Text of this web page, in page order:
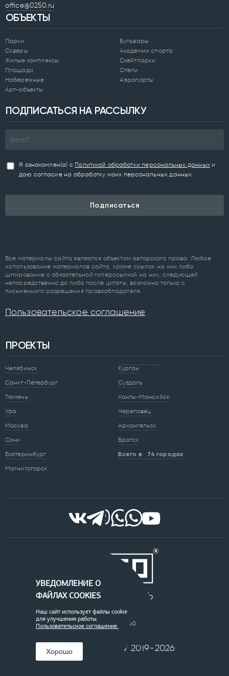
ОГРН: 1077453008940
ИНН: 7453179750
© DENIS PUKHOV 2019-2026
office@0250.ru
ОБЪЕКТЫ
Парки
Скверы
Жилые комплексы
Площади
Набережные
Арт-объекты
Бульвары
Академии спорта
Скейтпарки
Отели
Аэропорты
ПРОЕКТЫ
Челябинск
Санкт-Петербург
Тюмень
Уфа
Москва
Сочи
Екатеринбург
Магнитогорск
Курган
Суздаль
Ханты-Мансийск
Череповец
Архангельск
Братск
Всего в 74 городах
ПОДПИСАТЬСЯ НА РАССЫЛКУ
Я ознакомлен(а) с Политикой обработки персональных данныхи
даю согласие на обработку моих персональных данных.
Подписаться
Все материалы сайта являются объектом авторского права. Любое
использование материалов сайта, кроме ссылок на них либо
цитирование с обязательной гиперссылкой на них, следующей
непосредственно до либо после цитаты, возможно только с
письменного разрешения правообладателя.
Пользовательское соглашение
УВЕДОМЛЕНИЕ О
ФАЙЛАХ COOKIES
Наш сайт использует файлы cookie
для улучшения работы.
Пользовательское соглашение.
Хорошо